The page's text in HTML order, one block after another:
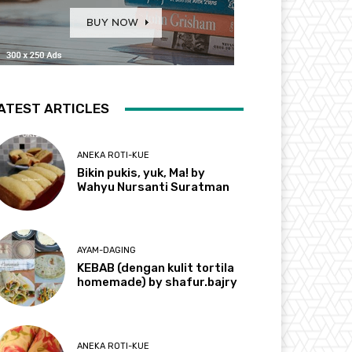
ARTICLES
ANEKA ROTI-KUE
Bikin pukis, yuk, Ma! by
Wahyu Nursanti Suratman
AYAM-DAGING
KEBAB (dengan kulit tortila
homemade) by shafur.bajry
ANEKA ROTI-KUE